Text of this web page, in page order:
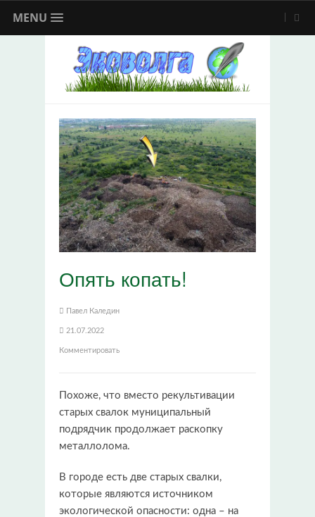
MENU
Опять копать!
Павел Каледин
21.07.2022
Комментировать
Похоже, что вместо рекультивации
старых свалок муниципальный
подрядчик продолжает раскопку
металлолома.
В городе есть две старых свалки,
которые являются источником
экологической опасности: одна – на